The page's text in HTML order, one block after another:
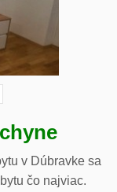
v Dúbravke sa
čo najviac.